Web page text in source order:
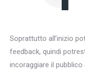
Soprattutto all’inizio
feedback, quindi
incoraggiare il